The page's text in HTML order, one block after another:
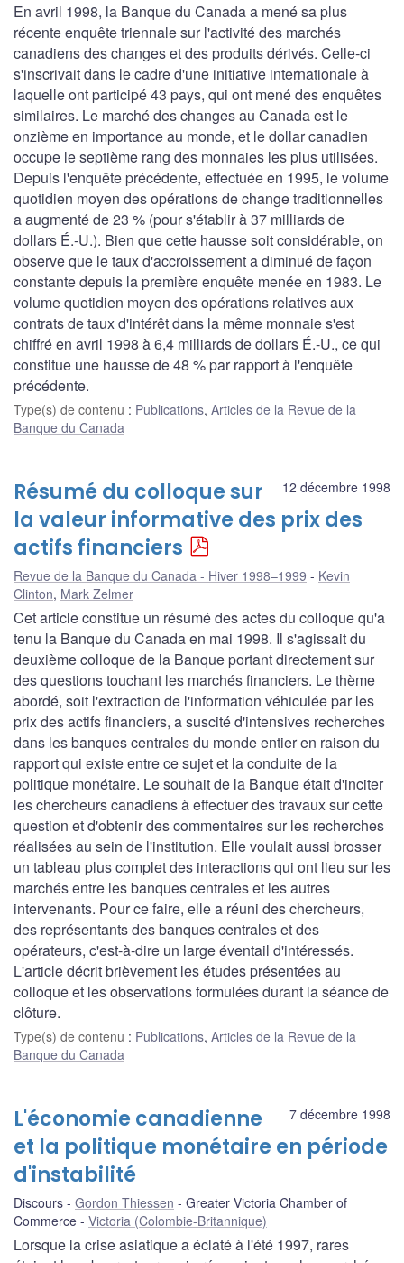
En avril 1998, la Banque du Canada a mené sa plus
récente enquête triennale sur l'activité des marchés
canadiens des changes et des produits dérivés. Celle-ci
s'inscrivait dans le cadre d'une initiative internationale à
laquelle ont participé 43 pays, qui ont mené des enquêtes
similaires. Le marché des changes au Canada est le
onzième en importance au monde, et le dollar canadien
occupe le septième rang des monnaies les plus utilisées.
Depuis l'enquête précédente, effectuée en 1995, le volume
quotidien moyen des opérations de change traditionnelles
a augmenté de 23 % (pour s'établir à 37 milliards de
dollars É.-U.). Bien que cette hausse soit considérable, on
observe que le taux d'accroissement a diminué de façon
constante depuis la première enquête menée en 1983. Le
volume quotidien moyen des opérations relatives aux
contrats de taux d'intérêt dans la même monnaie s'est
chiffré en avril 1998 à 6,4 milliards de dollars É.-U., ce qui
constitue une hausse de 48 % par rapport à l'enquête
précédente.
Type(s) de contenu : Publications, Articles de la Revue de la
Banque du Canada
12 décembre 1998
Résumé du colloque sur
la valeur informative des prix des
actifs financiers
Revue de la Banque du Canada - Hiver 1998–1999
Kevin
Clinton, Mark Zelmer
Cet article constitue un résumé des actes du colloque qu'a
tenu la Banque du Canada en mai 1998. Il s'agissait du
deuxième colloque de la Banque portant directement sur
des questions touchant les marchés financiers. Le thème
abordé, soit l'extraction de l'information véhiculée par les
prix des actifs financiers, a suscité d'intensives recherches
dans les banques centrales du monde entier en raison du
rapport qui existe entre ce sujet et la conduite de la
politique monétaire. Le souhait de la Banque était d'inciter
les chercheurs canadiens à effectuer des travaux sur cette
question et d'obtenir des commentaires sur les recherches
réalisées au sein de l'institution. Elle voulait aussi brosser
un tableau plus complet des interactions qui ont lieu sur les
marchés entre les banques centrales et les autres
intervenants. Pour ce faire, elle a réuni des chercheurs,
des représentants des banques centrales et des
opérateurs, c'est-à-dire un large éventail d'intéressés.
L'article décrit brièvement les études présentées au
colloque et les observations formulées durant la séance de
clôture.
Type(s) de contenu : Publications, Articles de la Revue de la
Banque du Canada
7 décembre 1998
L'économie canadienne
et la politique monétaire en période
d'instabilité
Discours Gordon Thiessen
Greater Victoria Chamber of
Commerce
Victoria (Colombie-Britannique)
Lorsque la crise asiatique a éclaté à l'été 1997, rares